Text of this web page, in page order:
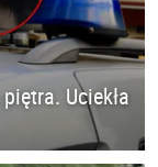
Uciekła